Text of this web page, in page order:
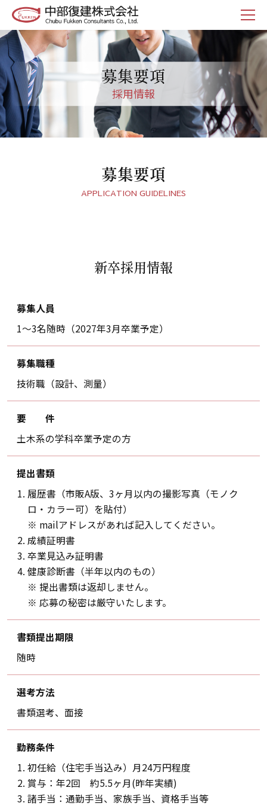
募集要項
採用情報
募集要項
APPLICATION GUIDELINES
新卒採用情報
募集人員
1～3名随時（2027年3月卒業予定）
募集職種
技術職（設計、測量）
要 件
土木系の学科卒業予定の方
提出書類
履歴書（市販A版、3ヶ月以内の撮影写真（モノク
ロ・カラー可）を貼付）
※ mailアドレスがあれば記入してください。
成績証明書
卒業見込み証明書
健康診断書（半年以内のもの）
※ 提出書類は返却しません。
※ 応募の秘密は厳守いたします。
書類提出期限
随時
選考方法
書類選考、面接
勤務条件
初任給（住宅手当込み）月24万円程度
賞与：年2回 約5.5ヶ月(昨年実績)
諸手当：通勤手当、家族手当、資格手当等